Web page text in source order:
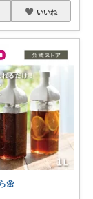
いいね
🌼